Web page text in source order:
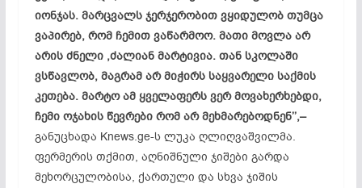
იონჯას. მარცვალს ჯერჯერობით ვყიდულობ თუმცა
ვაპირებ, რომ ჩემით ვაწარმოო. მათი მოვლა არ
არის ძნელი ,ძალიან მარტივია. თან სკოლაში
ვსწავლობ, მაგრამ არ მიჭირს საყვარელი საქმის
კეთება. მარტო ამ ყველაფერს ვერ მოვახერხებდი,
ჩემი ოჯახის წევრები რომ არ მეხმარებოდნენ’’,–
განუცხადა Knews.ge-ს ლუკა ღლიღვაშვილმა.
ფერმერის თქმით, აღნიშნული ჯიშები გარდა
მეხორცულობისა, ქართული და სხვა ჯიშის